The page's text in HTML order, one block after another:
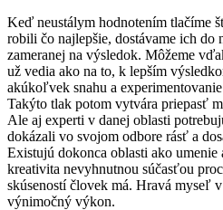
Keď neustálym hodnotením tlačíme
robili čo najlepšie, dostávame ich do
zameranej na výsledok. Môžeme
už vedia ako na to, k lepším
akúkoľvek snahu a
Takýto tlak potom vytvára priepasť
Ale aj experti v danej oblasti
dokázali vo svojom odbore rásť a
Existujú dokonca oblasti ako umenie
kreativita nevyhnutnou súčasťou
skúseností človek má. Hravá myseľ
výnimočný výkon.